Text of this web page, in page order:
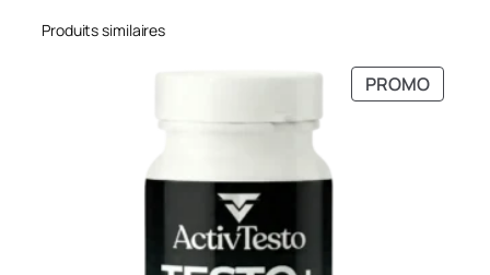
Produits similaires
PROMO
EN